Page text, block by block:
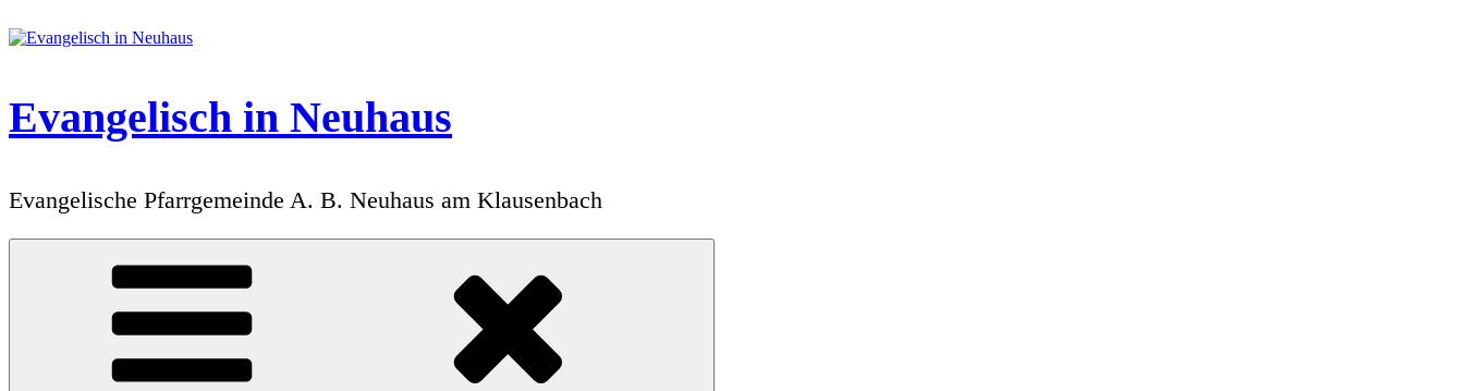
Inhalt
Evangelisch in Neuhaus
Evangelische Pfarrgemeinde A. B. Neuhaus am Klausenbach